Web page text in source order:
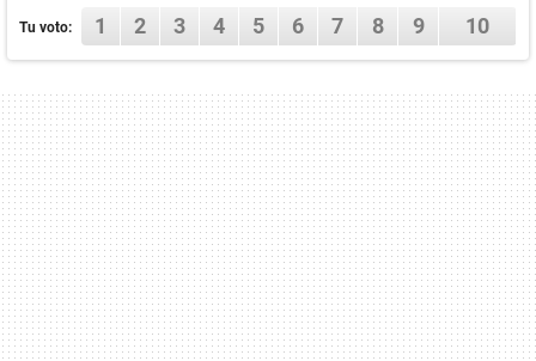
Tu voto: 1 2 3 4 5 6 7 8 9 10